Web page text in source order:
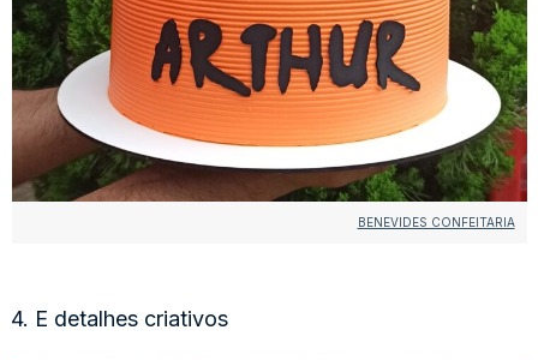
BENEVIDES CONFEITARIA
4. E detalhes criativos